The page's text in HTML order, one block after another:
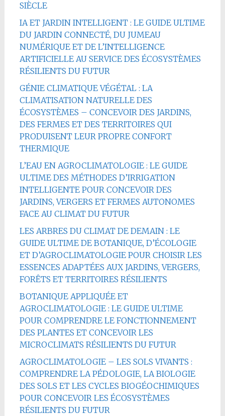
SIÈCLE
IA ET JARDIN INTELLIGENT : LE GUIDE ULTIME
DU JARDIN CONNECTÉ, DU JUMEAU
NUMÉRIQUE ET DE L’INTELLIGENCE
ARTIFICIELLE AU SERVICE DES ÉCOSYSTÈMES
RÉSILIENTS DU FUTUR
GÉNIE CLIMATIQUE VÉGÉTAL : LA
CLIMATISATION NATURELLE DES
ÉCOSYSTÈMES – CONCEVOIR DES JARDINS,
DES FERMES ET DES TERRITOIRES QUI
PRODUISENT LEUR PROPRE CONFORT
THERMIQUE
L’EAU EN AGROCLIMATOLOGIE : LE GUIDE
ULTIME DES MÉTHODES D’IRRIGATION
INTELLIGENTE POUR CONCEVOIR DES
JARDINS, VERGERS ET FERMES AUTONOMES
FACE AU CLIMAT DU FUTUR
LES ARBRES DU CLIMAT DE DEMAIN : LE
GUIDE ULTIME DE BOTANIQUE, D’ÉCOLOGIE
ET D’AGROCLIMATOLOGIE POUR CHOISIR LES
ESSENCES ADAPTÉES AUX JARDINS, VERGERS,
FORÊTS ET TERRITOIRES RÉSILIENTS
BOTANIQUE APPLIQUÉE ET
AGROCLIMATOLOGIE : LE GUIDE ULTIME
POUR COMPRENDRE LE FONCTIONNEMENT
DES PLANTES ET CONCEVOIR LES
MICROCLIMATS RÉSILIENTS DU FUTUR
AGROCLIMATOLOGIE – LES SOLS VIVANTS :
COMPRENDRE LA PÉDOLOGIE, LA BIOLOGIE
DES SOLS ET LES CYCLES BIOGÉOCHIMIQUES
POUR CONCEVOIR LES ÉCOSYSTÈMES
RÉSILIENTS DU FUTUR